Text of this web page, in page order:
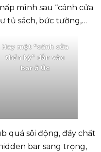
mình sau “cánh cửa
tủ sách, bức tường,…
Hay một “cánh cửa
thần kỳ” dẫn vào
bar ở Úc
quá sôi động, đầy chất
bar sang trọng,